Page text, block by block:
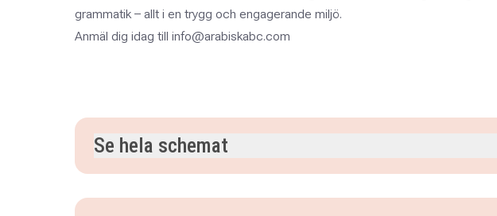
grammatik – allt i en trygg och engagerande miljö.
Anmäl dig idag till info@arabiskabc.com
Se hela schemat